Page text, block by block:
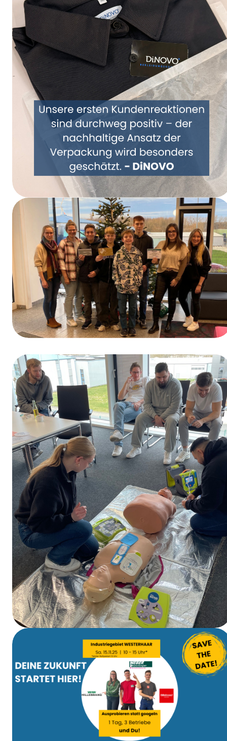
Samen een nieuwe kijk op verpakkingen –
DiNOVO stapt over op papieren
verpakkingen
Winnaar van de prijsvraag ter gelegenheid
van de Dag van het Beroepsonderwijs